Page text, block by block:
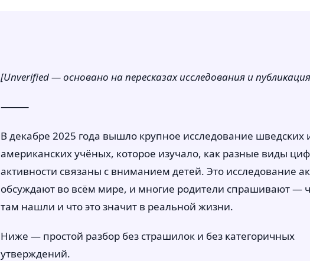
[Unverified — основано на пересказах исследования и
⸻
В декабре 2025 года вышло крупное исследование шведских
американских учёных, которое изучало, как разные виды
активности связаны с вниманием детей. Это исследование
обсуждают во всём мире, и многие родители спрашивают —
там нашли и что это значит в реальной жизни.
Ниже — простой разбор без страшилок и без категоричных
утверждений.